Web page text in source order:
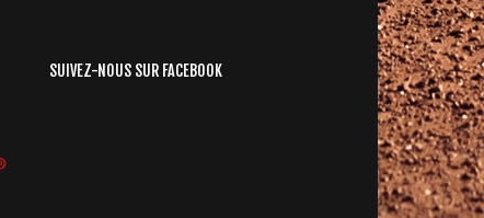
SUIVEZ-NOUS SUR FACEBOOK